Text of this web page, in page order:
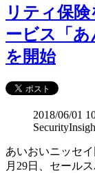
リティ保
ービス「
を開始
2018/06/01
あいおいニッセ
月29日、セール